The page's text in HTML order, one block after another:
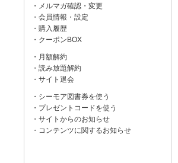
メルマガ確認・変更
会員情報・設定
購入履歴
クーポンBOX
月額解約
読み放題解約
サイト退会
シーモア図書券を使う
プレゼントコードを使う
サイトからのお知らせ
コンテンツに関するお知らせ